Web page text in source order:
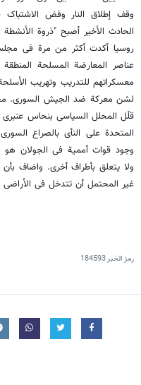
وقف إطلاق النار وفض الاشتباک
الحادث الأخیر أصبح "ذروة
روسیا أکدت أکثر من مرة فی
عناصر المعارضة المسلحة المنطقة
معسکراتهم للتدریب وتهریب
لشن معرکة ضد الجیش السوری.
قلّل المحلل السیاسی بنحاس عنبری
المتحدة على النأی بالصراع
وجود قوات أممیة فی الجولان هو
ولا یتعلق بأطراف أخرى. واضاف
غیر المحتمل أن تتدخل فی الأراضی
رمز الخبر184593